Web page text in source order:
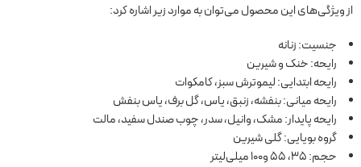
از ویژگی‌های این محصول می‌توان به موارد زیر اشاره کرد:
جنسیت: زنانه
رایحه: خنک و شیرین
رایحه ابتدایی: لیموترش سبز، کامکوات
رایحه میانی: بنفشه، زنبق، یاس، گل برف، یاس بنفش
رایحه پایدار: مشک، وانیل، سدر، چوب صندل سفید، مالت
گروه بویایی: گلی شیرین
حجم: 35، 55 و100 میلی‌لیتر